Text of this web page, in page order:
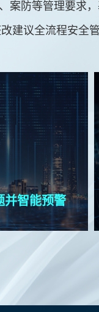
防等管理要求
建议全流程安全管
并智能预警